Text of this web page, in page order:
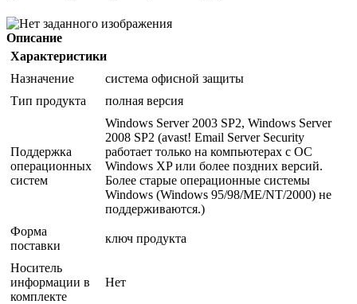
Описание
Характеристики
Назначение
система офисной защиты
Тип продукта
полная версия
Поддержка
операционных
систем
Windows Server 2003 SP2, Windows Server
2008 SP2 (avast! Email Server Security
работает только на компьютерах с ОС
Windows XP или более поздних версий.
Более старые операционные системы
Windows (Windows 95/98/ME/NT/2000) не
поддерживаются.)
Форма
поставки
ключ продукта
Носитель
информации в
комплекте
Нет